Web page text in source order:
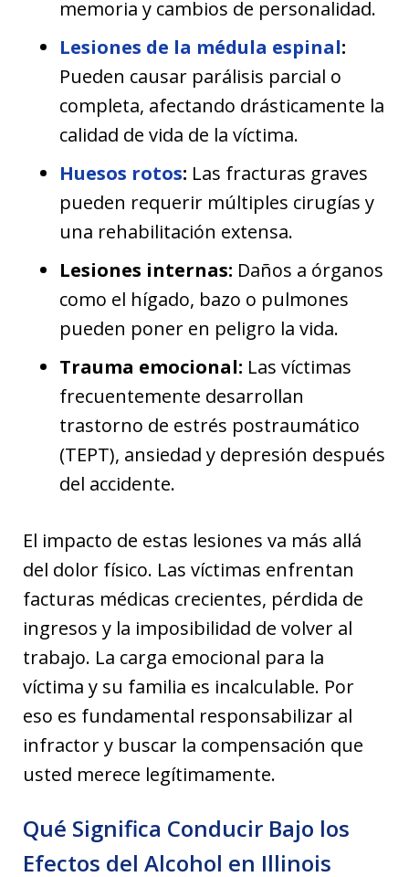
memoria y cambios de personalidad.
Lesiones de la médula espinal:
Pueden causar parálisis parcial o
completa, afectando drásticamente la
calidad de vida de la víctima.
Huesos rotos: Las fracturas graves
pueden requerir múltiples cirugías y
una rehabilitación extensa.
Lesiones internas: Daños a órganos
como el hígado, bazo o pulmones
pueden poner en peligro la vida.
Trauma emocional: Las víctimas
frecuentemente desarrollan
trastorno de estrés postraumático
(TEPT), ansiedad y depresión después
del accidente.
El impacto de estas lesiones va más allá
del dolor físico. Las víctimas enfrentan
facturas médicas crecientes, pérdida de
ingresos y la imposibilidad de volver al
trabajo. La carga emocional para la
víctima y su familia es incalculable. Por
eso es fundamental responsabilizar al
infractor y buscar la compensación que
usted merece legítimamente.
Qué Significa Conducir Bajo los
Efectos del Alcohol en Illinois